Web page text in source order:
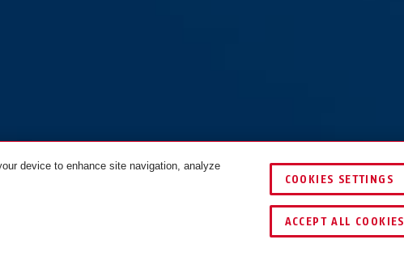
device to enhance site navigation, analyze
COOKIES SETTINGS
ACCEPT ALL COOKIES